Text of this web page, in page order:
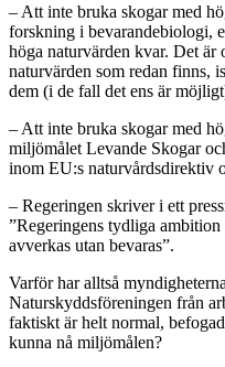
– Att inte bruka skogar med
forskning i bevarandebiologi,
höga naturvärden kvar. Det är
naturvärden som redan finns,
dem (i de fall det ens är
– Att inte bruka skogar med
miljömålet Levande Skogar
inom EU:s naturvårdsdirektiv
– Regeringen skriver i ett
”Regeringens tydliga
avverkas utan bevaras”.
Varför har alltså
Naturskyddsföreningen från
faktiskt är helt normal,
kunna nå miljömålen?